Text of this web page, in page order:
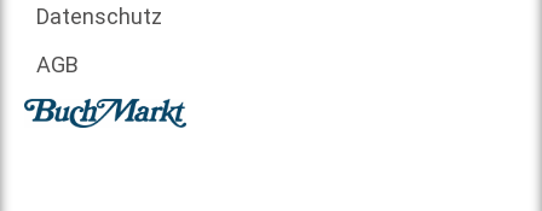
Datenschutz
AGB